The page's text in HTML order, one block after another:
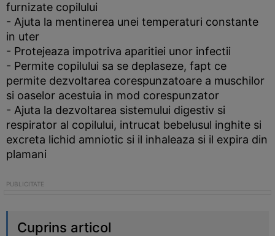
furnizate copilului
- Ajuta la mentinerea unei temperaturi constante
in uter
- Protejeaza impotriva aparitiei unor infectii
- Permite copilului sa se deplaseze, fapt ce
permite dezvoltarea corespunzatoare a muschilor
si oaselor acestuia in mod corespunzator
- Ajuta la dezvoltarea sistemului digestiv si
respirator al copilului, intrucat bebelusul inghite si
excreta lichid amniotic si il inhaleaza si il expira din
plamani
Cuprins articol